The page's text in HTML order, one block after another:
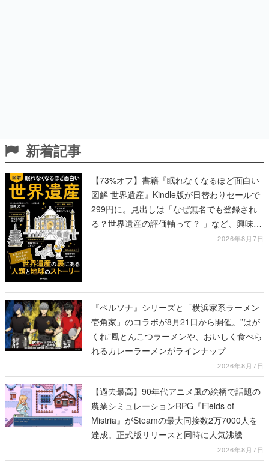
新着記事
【73%オフ】書籍『眠れなくなるほど面白い
図解 世界遺産』Kindle版が日替わりセールで
299円に。見出しは「なぜ無名でも登録され
る？世界遺産の評価軸って？ 」など、興味を
2026年8月7日
『ペルソナ』シリーズと「横浜家系ラーメン
壱角家」のコラボが8月21日から開催。”はが
くれ”風とんこつラーメンや、おいしく食べら
れるカレーラーメンがラインナップ
2026年8月7日
【過去最高】90年代アニメ風の絵柄で話題の
農業シミュレーションRPG『Fields of
Mistria』がSteamの最大同接数2万7000人を
達成。正式版リリースと同時に人気沸騰
2026年8月7日